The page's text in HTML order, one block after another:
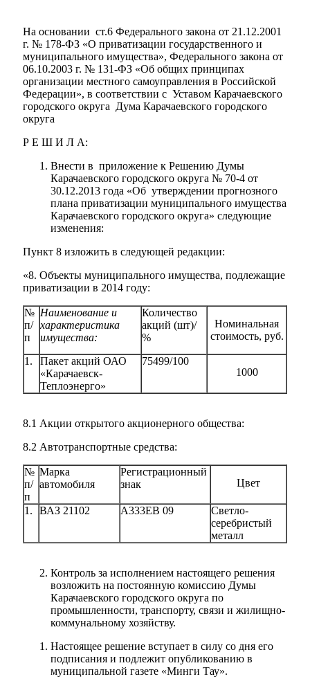
На основании ст.6 Федерального закона от 21.12.2001
г. № 178-ФЗ «О приватизации государственного и
муниципального имущества», Федерального закона от
06.10.2003 г. № 131-ФЗ «Об общих принципах
организации местного самоуправления в Российской
Федерации», в соответствии с Уставом Карачаевского
городского округа Дума Карачаевского городского
округа
Р Е Ш И Л А:
Внести в приложение к Решению Думы
Карачаевского городского округа № 70-4 от
30.12.2013 года «Об утверждении прогнозного
плана приватизации муниципального имущества
Карачаевского городского округа» следующие
изменения:
Пункт 8 изложить в следующей редакции:
«8. Объекты муниципального имущества, подлежащие
приватизации в 2014 году:
№
п/
п
Наименование и
характеристика
имущества:
Количество
акций (шт)/
%
Номинальная
стоимость, руб.
1.
Пакет акций ОАО
«Карачаевск-
Теплоэнерго»
75499/100
1000
8.1 Акции открытого акционерного общества:
8.2 Автотранспортные средства:
№
п/
п
Марка
автомобиля
Регистрационный
знак
Цвет
1. ВАЗ 21102 А333ЕВ 09
Светло-
серебристый
металл
Контроль за исполнением настоящего решения
возложить на постоянную комиссию Думы
Карачаевского городского округа по
промышленности, транспорту, связи и жилищно-
коммунальному хозяйству.
Настоящее решение вступает в силу со дня его
подписания и подлежит опубликованию в
муниципальной газете «Минги Тау».
Мэр
Туризм